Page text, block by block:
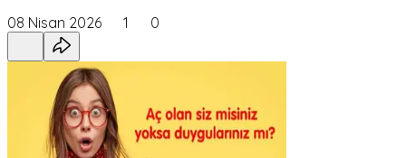
08 Nisan 2026 1 0